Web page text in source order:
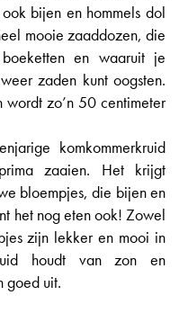
bijen en hommels dol
mooie zaaddozen, die
en waaruit je
zaden kunt oogsten.
zo’n 50 centimeter
komkommerkruid
zaaien. Het krijgt
bloempjes, die bijen en
het nog eten ook! Zowel
zijn lekker en mooi in
houdt van zon en
goed uit.